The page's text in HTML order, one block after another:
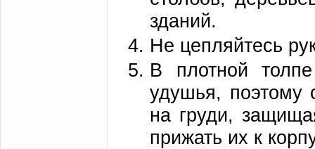
зданий.
Не цепляйтесь
В плотной
удушья, поэтому
на груди,
прижать их к